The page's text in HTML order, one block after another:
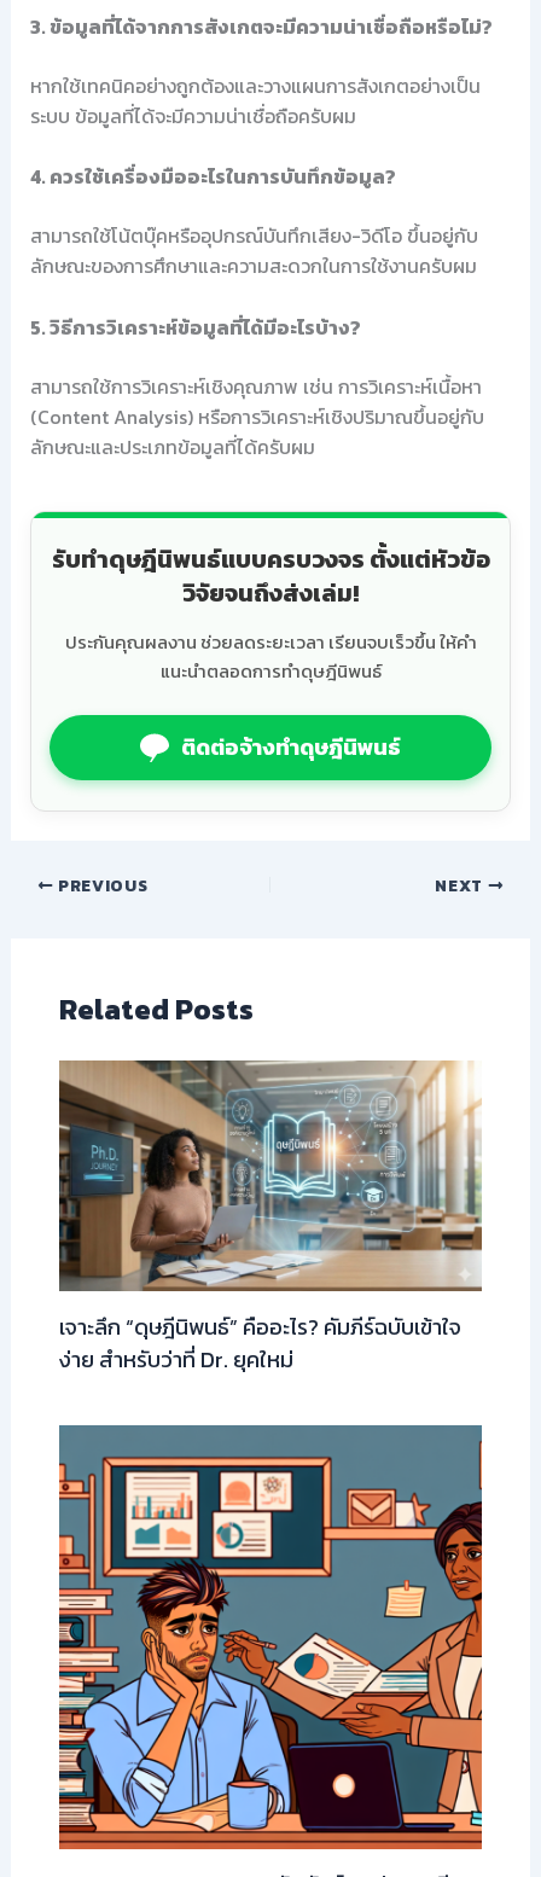
3. ข้อมูลที่ได้จากการสังเกตจะมีความน่าเชื่อถือหรือไม่?
หากใช้เทคนิคอย่างถูกต้องและวางแผนการสังเกตอย่างเป็น
ระบบ ข้อมูลที่ได้จะมีความน่าเชื่อถือครับผม
4. ควรใช้เครื่องมืออะไรในการบันทึกข้อมูล?
สามารถใช้โน้ตบุ๊คหรืออุปกรณ์บันทึกเสียง-วิดีโอ ขึ้นอยู่กับ
ลักษณะของการศึกษาและความสะดวกในการใช้งานครับผม
5. วิธีการวิเคราะห์ข้อมูลที่ได้มีอะไรบ้าง?
สามารถใช้การวิเคราะห์เชิงคุณภาพ เช่น การวิเคราะห์เนื้อหา
(Content Analysis) หรือการวิเคราะห์เชิงปริมาณขึ้นอยู่กับ
ลักษณะและประเภทข้อมูลที่ได้ครับผม
รับทำดุษฎีนิพนธ์แบบครบวงจร ตั้งแต่หัวข้อ
วิจัยจนถึงส่งเล่ม!
ประกันคุณผลงาน ช่วยลดระยะเวลา เรียนจบเร็วขึ้น ให้คำ
แนะนำตลอดการทำดุษฎีนิพนธ์
ติดต่อจ้างทำดุษฎีนิพนธ์
PREVIOUS NEXT
Related Posts
เจาะลึก “ดุษฎีนิพนธ์” คืออะไร? คัมภีร์ฉบับเข้าใจ
ง่าย สำหรับว่าที่ Dr. ยุคใหม่